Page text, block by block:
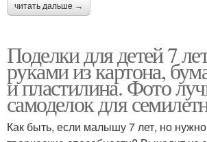
читать дальше →
Поделки для детей 7
руками из картона,
и пластилина. Фото
самоделок для
Как быть, если малышу 7 лет, но нужно